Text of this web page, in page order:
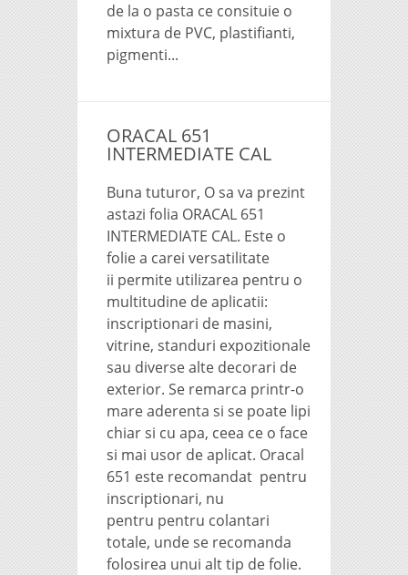
de la o pasta ce consituie o
mixtura de PVC, plastifianti,
pigmenti...
ORACAL 651
INTERMEDIATE CAL
Buna tuturor, O sa va prezint
astazi folia ORACAL 651
INTERMEDIATE CAL. Este o
folie a carei versatilitate
ii permite utilizarea pentru o
multitudine de aplicatii:
inscriptionari de masini,
vitrine, standuri expozitionale
sau diverse alte decorari de
exterior. Se remarca printr-o
mare aderenta si se poate lipi
chiar si cu apa, ceea ce o face
si mai usor de aplicat. Oracal
651 este recomandat pentru
inscriptionari, nu
pentru pentru colantari
totale, unde se recomanda
folosirea unui alt tip de folie.